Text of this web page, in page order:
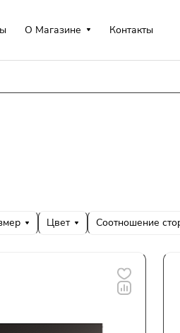
О Магазине Контакты
Цвет Соотношение